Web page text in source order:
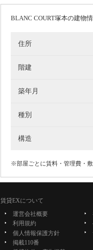
BLANC COURT塚本の建物
住所
階建
築年月
種別
構造
※部屋ごとに賃料・管理費・
賃貸EXについて
運営会社概要
利用規約
個人情報保護方針
掲載110番